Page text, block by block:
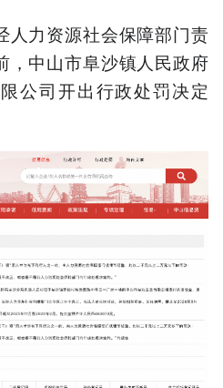
人力资源社会保障部门责
，中山市阜沙镇人民政府
公司开出行政处罚决定